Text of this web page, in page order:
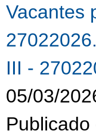
Vacantes
III -
05/03/